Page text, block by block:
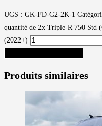
UGS : GK-FD-G2-2K-1
quantité de 2x Triple-R 750 Std
(2022+)
Produits similaires